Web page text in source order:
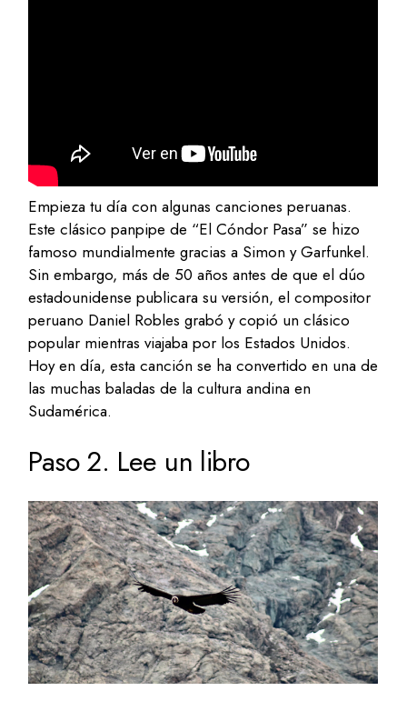
Empieza tu día con algunas canciones peruanas.
Este clásico panpipe de “El Cóndor Pasa” se hizo
famoso mundialmente gracias a Simon y Garfunkel.
Sin embargo, más de 50 años antes de que el dúo
estadounidense publicara su versión, el compositor
peruano Daniel Robles grabó y copió un clásico
popular mientras viajaba por los Estados Unidos.
Hoy en día, esta canción se ha convertido en una de
las muchas baladas de la cultura andina en
Sudamérica.
Paso 2. Lee un libro